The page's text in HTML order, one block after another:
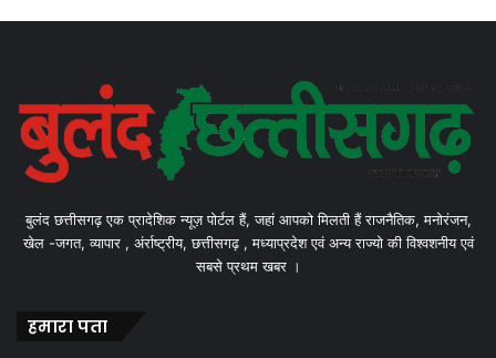
बुलंद छत्तीसगढ़ एक प्रादेशिक न्यूज़ पोर्टल हैं, जहां आपको मिलती हैं राजनैतिक, मनोरंजन,
खेल -जगत, व्यापार , अंर्राष्ट्रीय, छत्तीसगढ़ , मध्याप्रदेश एवं अन्य राज्यो की विश्वशनीय एवं
सबसे प्रथम खबर ।
हमारा पता